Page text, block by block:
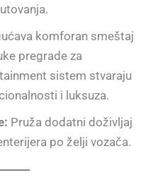
komforan smeštaj
pregrade za
sistem stvaraju
i luksuza.
Pruža dodatni doživljaj
po želji vozača.